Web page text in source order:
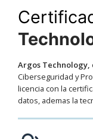
Argos Technology,
Ciberseguridad y
licencia con la
datos, ademas la